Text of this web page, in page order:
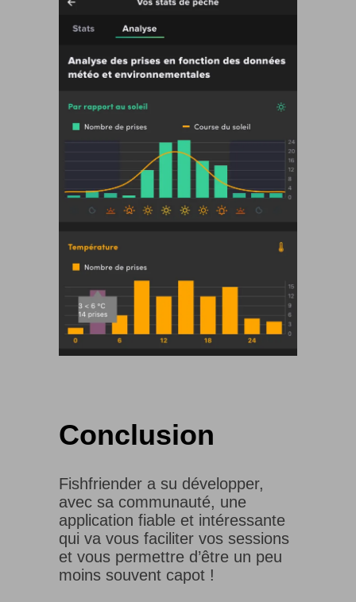
Conclusion
Fishfriender a su développer,
avec sa communauté, une
application fiable et intéressante
qui va vous faciliter vos sessions
et vous permettre d’être un peu
moins souvent capot !